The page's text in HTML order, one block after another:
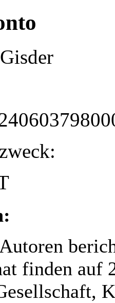
finden auf